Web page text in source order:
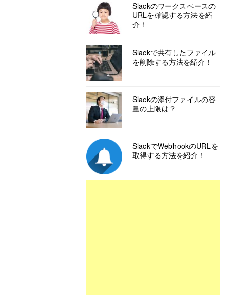
Slackのワークスペースの
URLを確認する方法を紹
介！
Slackで共有したファイル
を削除する方法を紹介！
Slackの添付ファイルの容
量の上限は？
SlackでWebhookのURLを
取得する方法を紹介！